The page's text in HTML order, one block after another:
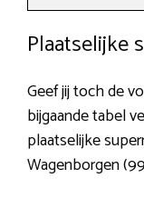
Plaatselijke
Geef jij toch de
bijgaande tabel
plaatselijke
Wagenborgen